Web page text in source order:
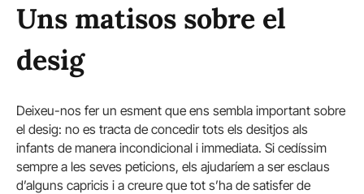
Uns matisos sobre el
desig
Deixeu-nos fer un esment que ens sembla important sobre
el desig: no es tracta de concedir tots els desitjos als
infants de manera incondicional i immediata. Si cedíssim
sempre a les seves peticions, els ajudaríem a ser esclaus
d’alguns capricis i a creure que tot s’ha de satisfer de